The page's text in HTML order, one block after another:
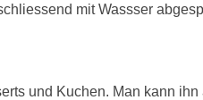
mit Wassser
und Kuchen. Man kann